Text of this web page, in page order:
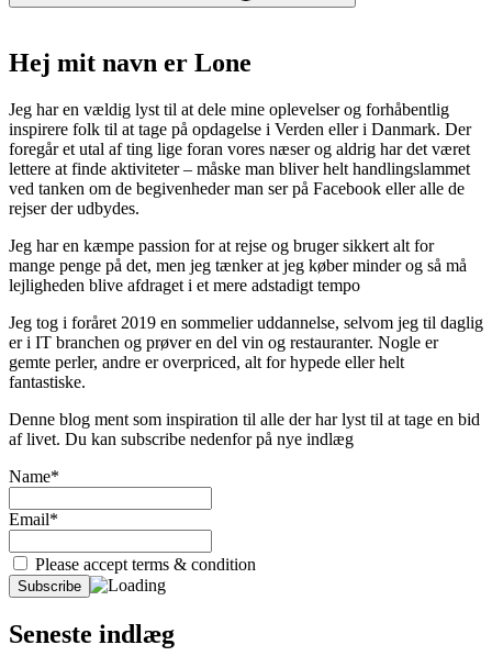
Hej mit navn er Lone
Jeg har en vældig lyst til at dele mine oplevelser og forhåbentlig
inspirere folk til at tage på opdagelse i Verden eller i Danmark. Der
foregår et utal af ting lige foran vores næser og aldrig har det været
lettere at finde aktiviteter – måske man bliver helt handlingslammet
ved tanken om de begivenheder man ser på Facebook eller alle de
rejser der udbydes.
Jeg har en kæmpe passion for at rejse og bruger sikkert alt for
mange penge på det, men jeg tænker at jeg køber minder og så må
lejligheden blive afdraget i et mere adstadigt tempo
Jeg tog i foråret 2019 en sommelier uddannelse, selvom jeg til daglig
er i IT branchen og prøver en del vin og restauranter. Nogle er
gemte perler, andre er overpriced, alt for hypede eller helt
fantastiske.
Denne blog ment som inspiration til alle der har lyst til at tage en bid
af livet. Du kan subscribe nedenfor på nye indlæg
Name*
Email*
Please accept terms & condition
Seneste indlæg